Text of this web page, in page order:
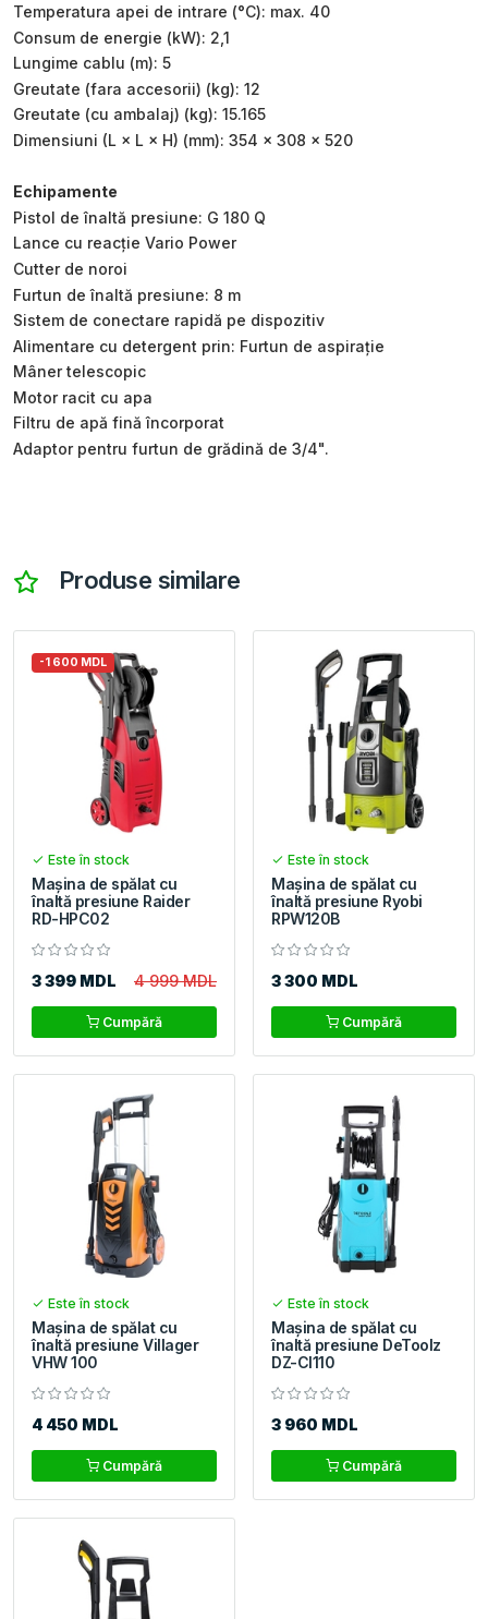
Temperatura apei de intrare (°C): max. 40
Consum de energie (kW): 2,1
Lungime cablu (m): 5
Greutate (fara accesorii) (kg): 12
Greutate (cu ambalaj) (kg): 15.165
Dimensiuni (L × L × H) (mm): 354 x 308 x 520
Echipamente
Pistol de înaltă presiune: G 180 Q
Lance cu reacție Vario Power
Cutter de noroi
Furtun de înaltă presiune: 8 m
Sistem de conectare rapidă pe dispozitiv
Alimentare cu detergent prin: Furtun de aspirație
Mâner telescopic
Motor racit cu apa
Filtru de apă fină încorporat
Adaptor pentru furtun de grădină de 3/4".
Produse similare
-1 600 MDL
Este în stock
Maşina de spălat cu
înaltă presiune Raider
RD-HPC02
3 399 MDL 4 999 MDL
Cumpără
Este în stock
Maşina de spălat cu
înaltă presiune Ryobi
RPW120B
3 300 MDL
Cumpără
Este în stock
Maşina de spălat cu
înaltă presiune Villager
VHW 100
4 450 MDL
Cumpără
Este în stock
Maşina de spălat cu
înaltă presiune DeToolz
DZ-Cl110
3 960 MDL
Cumpără